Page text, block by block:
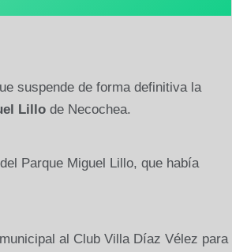
suspende de forma definitiva la
Lillode Necochea.
Parque Miguel Lillo, que había
al Club Villa Díaz Vélez para